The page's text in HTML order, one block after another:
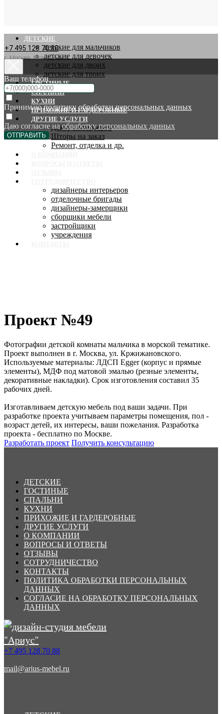
+7 495 128 70 88
г. Москва, Молодцова 9
ДЕТСКИЕ
детские для мальчиков
детские для девочек
детские для двоих
детские для троих
ГОСТИНЫЕ
СПАЛЬНИ
КУХНИ
ПРИХОЖИЕ И ГАРДЕРОБНЫЕ
ДРУГИЕ УСЛУГИ
Декор интерьеров
Шторы на заказ
Ремонт, отделка и др.
дизайнеры интерьеров
отделочные бригады
дизайнеры-замерщики
сборщики мебели
застройщики
учреждения
Ваш телефон
Принимаюполитику обработки персональных данных
Даю согласие наобработку персональных данных
ОТПРАВИТЬ
Проект №49
Фотографии детской комнаты мальчика в морской тематике.
Проект выполнен в г. Москва, ул. Кржижановского.
Используемые материалы: ЛДСП Egger (корпус и прямые
элементы), МДФ под матовой эмалью (резные элементы,
декоративные накладки). Срок изготовления составил 35
рабочих дней.
Изготавливаем детскую мебель под ваши задачи. При
разработке проекта учитываем параметры помещения, пол -
возраст детей, их интересы, ваши пожелания. Разработка
проекта - бесплатно по Москве.
Разработать проект Получить консультацию
ДЕТСКИЕ
ГОСТИНЫЕ
СПАЛЬНИ
КУХНИ
ПРИХОЖИЕ И ГАРДЕРОБНЫЕ
ДРУГИЕ УСЛУГИ
О КОМПАНИИ
ВОПРОСЫ И ОТВЕТЫ
ОТЗЫВЫ
СОТРУДНИЧЕСТВО
КОНТАКТЫ
ПОЛИТИКА ОБРАБОТКИ ПЕРСОНАЛЬНЫХ
ДАННЫХ
СОГЛАСИЕ НА ОБРАБОТКУ ПЕРСОНАЛЬНЫХ
ДАННЫХ
+7 495 128 70 88
mail@arius-mebel.ru